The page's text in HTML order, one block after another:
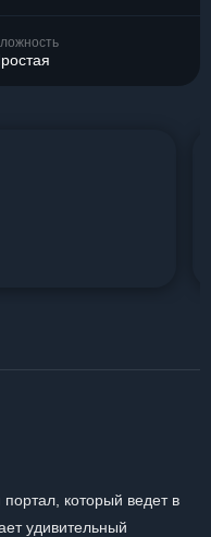
который ведет в
удивительный